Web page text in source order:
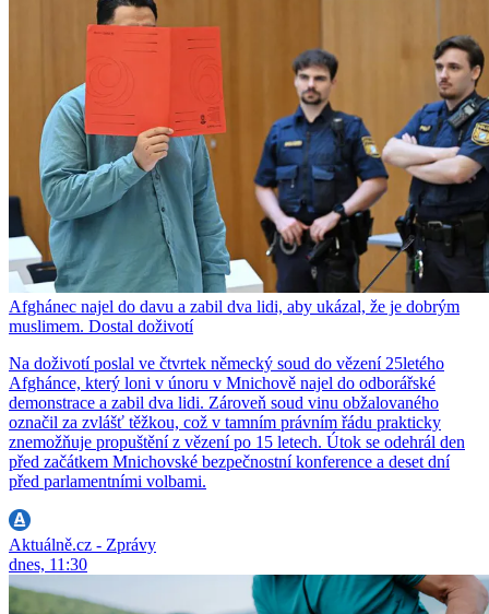
Afghánec najel do davu a zabil dva lidi, aby ukázal, že je dobrým
muslimem. Dostal doživotí
Na doživotí poslal ve čtvrtek německý soud do vězení 25letého
Afghánce, který loni v únoru v Mnichově najel do odborářské
demonstrace a zabil dva lidi. Zároveň soud vinu obžalovaného
označil za zvlášť těžkou, což v tamním právním řádu prakticky
znemožňuje propuštění z vězení po 15 letech. Útok se odehrál den
před začátkem Mnichovské bezpečnostní konference a deset dní
před parlamentními volbami.
Aktuálně.cz - Zprávy
dnes, 11:30